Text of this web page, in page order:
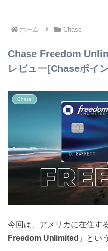
ホーム Chase
Chase Freedom
レビュー[Chaseポイ
Chase
今回は、アメリカに在住す
Freedom Unlimited 」とい